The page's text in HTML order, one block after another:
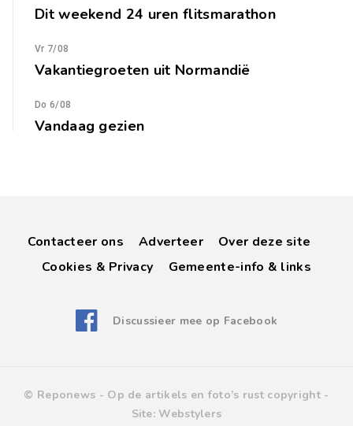
Dit weekend 24 uren flitsmarathon
Vr 7/08
Vakantiegroeten uit Normandië
Do 6/08
Vandaag gezien
Contacteer ons Adverteer
Over deze site
Cookies & Privacy
Gemeente-info & links
Discussieer mee op Facebook
© Reponews - Op de artikels en foto’s rust copyright -
Site: Webstylers